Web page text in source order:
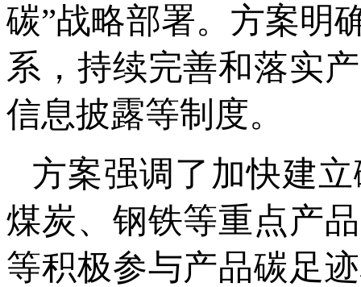
碳”战略部署。方案明
系，持续完善和落实
信息披露等制度。
方案强调了加快建
煤炭、钢铁等重点产
等积极参与产品碳足